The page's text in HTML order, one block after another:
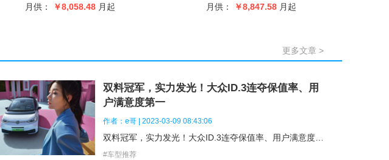
后排车门开启方式：
气门结构：
月供： ￥8,058.48月起 月供： ￥8,847.58 月起
更多文章 >
双料冠军，实力发光！大众ID.3连夺保值率、用
户满意度第一
作者：e哥 | 2023-03-09 08:43:06
双料冠军，实力发光！大众ID.3连夺保值率、用户满意度第一
#车型推荐